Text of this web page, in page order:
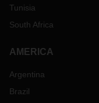
Tunisia
South Africa
AMERICA
Argentina
Brazil